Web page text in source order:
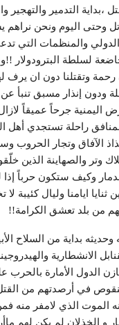
،بداية التدمير
وحتى اليوم ونحن
والمنظمات التي
لسلطة البترودولار
وتقتلنا دون ان يرف
إنذار مسبق تنبأ عن
اليمنية جرحاً عميقاً
راحلة تستجدي أهل
وتجار الحروب
وتر والصهاينة الذين
وكيف ستكون حرباً إذا لم
ايامنا وليال كئيبة
من بلد تعشق الكرامة!!
وحديثه بداية من السلاح
الانشطارية
الدول الأمارة بالحرب
في أرصدتهم من
الموت الذي لامفر منه
و الخذلان لم يكن لهم